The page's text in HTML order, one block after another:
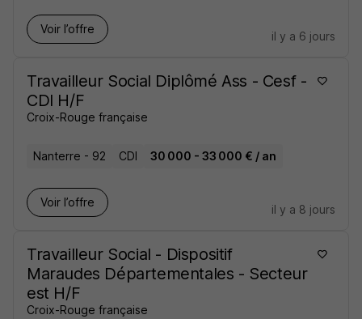
Voir l’offre
il y a 6 jours
Travailleur Social Diplômé Ass - Cesf -
CDI H/F
Croix-Rouge française
Nanterre - 92 CDI 30 000 - 33 000 € / an
Voir l’offre
il y a 8 jours
Travailleur Social - Dispositif
Maraudes Départementales - Secteur
est H/F
Croix-Rouge française